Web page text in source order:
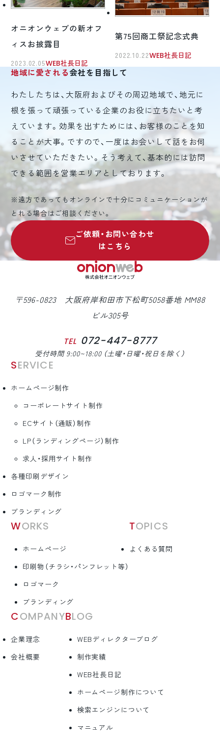
オニオンウェブの新オフ
ィスお披露目
2023.02.05WEB社長日記
第75回商工祭記念式典
2022.10.22WEB社長日記
地域に愛される会社を目指して
わたしたちは、大阪府およびその周辺地域で、地元に
根を張って頑張っている企業のお役に立ちたいと考
えています。効果を出すためには、お客様のことを知
ることが大事。ですので、一度はお会いして話をお伺
いさせていただきたい。そう考えて、基本的には訪問
できる範囲を営業エリアとしております。
※遠方であってもオンラインで十分にコミュニケーションが
とれる場合はご相談ください。
ご依頼・お問い合わせ
はこちら
〒596-0823 大阪府岸和田市下松町5058番地 MM88
ビル305号
TEL 072-447-8777
受付時間 9:00~18:00 （土曜・日曜・祝日を除く）
SERVICE
ホームページ制作
コーポレートサイト制作
ECサイト（通販）制作
LP（ランディングページ）制作
求人・採用サイト制作
各種印刷デザイン
ロゴマーク制作
ブランディング
WORKS
ホームページ
印刷物（チラシ・パンフレット等）
ロゴマーク
ブランディング
TOPICS
よくある質問
COMPANY
企業理念
会社概要
BLOG
WEBディレクターブログ
制作実績
WEB社長日記
ホームページ制作について
検索エンジンについて
マニュアル